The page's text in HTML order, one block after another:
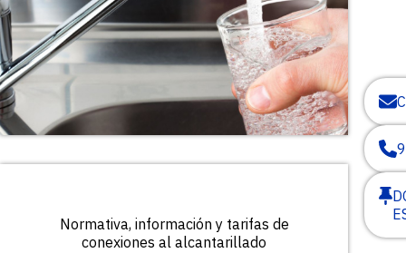
Normativa, información y tarifas de
conexiones al alcantarillado